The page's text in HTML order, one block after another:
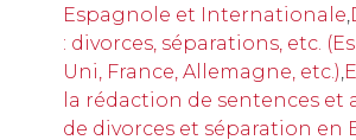
Espagnole et Internationale,
: divorces, séparations, etc.
Uni, France, Allemagne, etc.),
la rédaction de sentences et
de divorces et séparation en